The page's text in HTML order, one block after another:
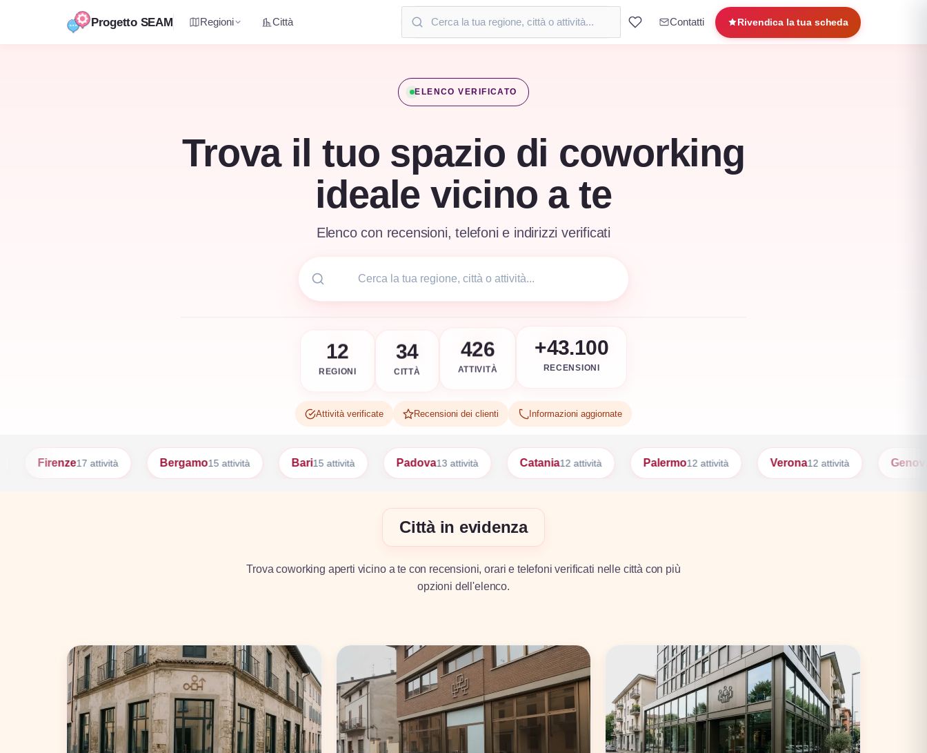
Progetto SEAM Regioni Città Contatti Rivendica la tua scheda
ELENCO VERIFICATO
Trova il tuo spazio di coworking
ideale vicino a te
Elenco con recensioni, telefoni e indirizzi verificati
12
REGIONI
34
CITTÀ
426
ATTIVITÀ
+43.100
RECENSIONI
Attività verificate Recensioni dei clienti Informazioni aggiornate
Bergamo 15 attività Bari15 attività Padova13 attività Catania12 attività Palermo12 attività Verona12 attività Genova10 attività
Città in evidenza
Trova coworking aperti vicino a te con recensioni, orari e telefoni verificati nelle città con più
opzioni dell'elenco.